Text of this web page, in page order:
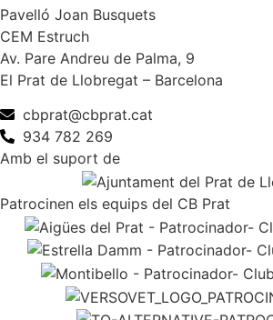
Pavelló Joan Busquets
CEM Estruch
Av. Pare Andreu de Palma, 9
El Prat de Llobregat – Barcelona
cbprat@cbprat.cat
934 782 269
Amb el suport de
Patrocinen els equips del CB Prat